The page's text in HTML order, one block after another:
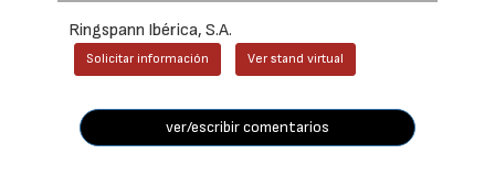
Ringspann Ibérica, S.A.
Solicitar información Ver stand virtual
ver/escribir comentarios